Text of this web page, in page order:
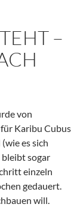
–
von
Karibu Cubus
es sich
bleibt sogar
einzeln
gedauert.
will.